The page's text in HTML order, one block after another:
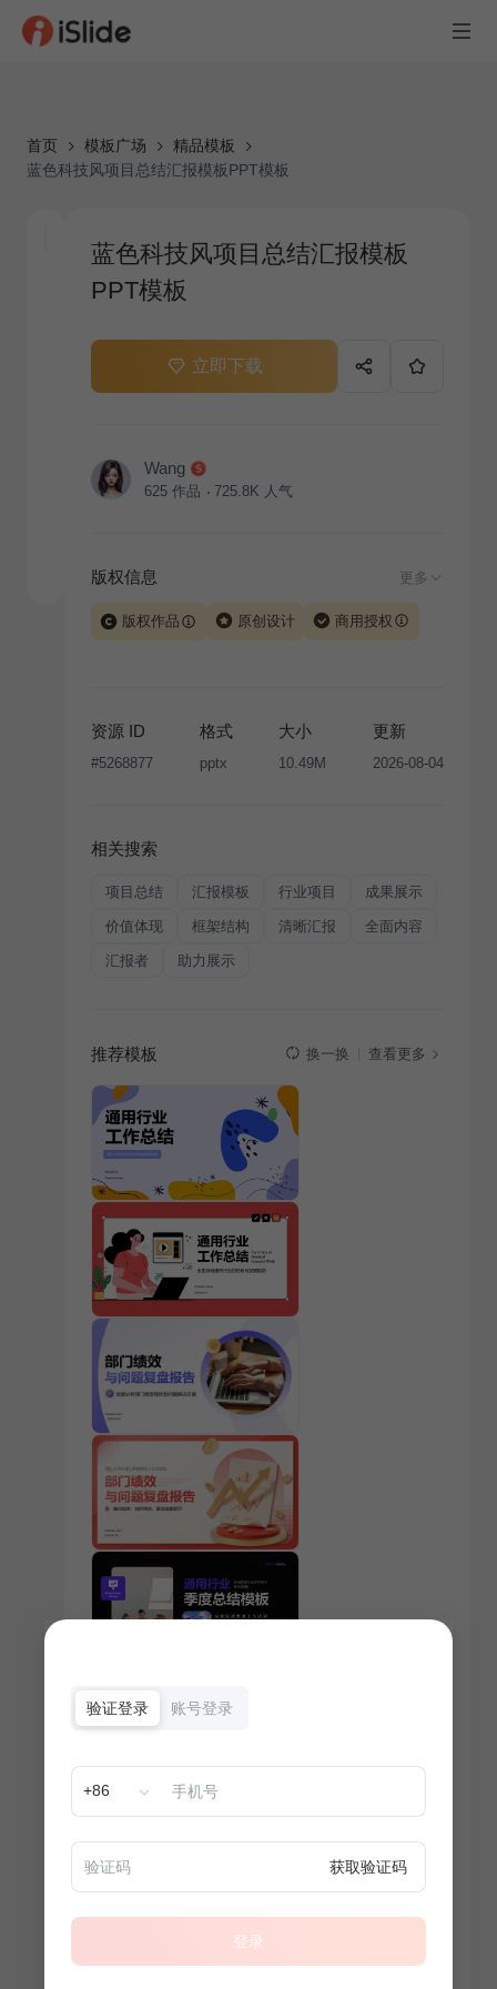
首页 模板广场
精品模板
蓝色科技风项目总结汇报模板PPT模板
蓝色科技风项目总结汇报模板
PPT模板
立即下载
Wang
625 作品 725.8K 人气
版权信息 更多
版权作品 原创设计 商用授权
版权声明
条款，禁止任何形式的转让、出售或出租，未
经投权许可任何人不得擅自转载和分发，否则将接照我
资源 ID
#5268877
格式
pptx
大小
10.49M
更新
2026-08-04
相关搜索
项目总结 汇报模板 行业项目 成果展示
价值体现 框架结构 清晰汇报 全面内容
汇报者 助力展示
推荐模板 换一换 查看更多
验证登录 账号登录
+86
获取验证码
登录